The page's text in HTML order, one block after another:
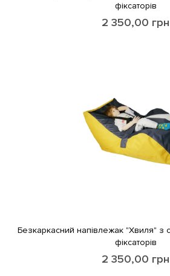
фіксаторів
2 350,00 грн
Безкаркасний напівлежак "Хвиля" з
фіксаторів
2 350,00 грн